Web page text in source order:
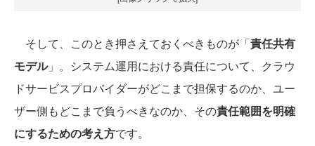
そして、このとき押さえておくべきものが「責任共有
モデル」。システム運用における責任について、クラウ
ドサービスプロバイダーがどこまで担保するのか、ユー
ザー側もどこまで負うべきなのか、その責任範囲を明確
にするための考え方です。